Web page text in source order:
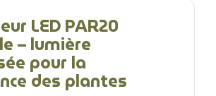
LED PAR20
– lumière
pour la
des plantes